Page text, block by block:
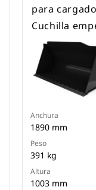
para
Cuchilla
Anchura
1890 mm
Peso
391 kg
Altura
1003 mm